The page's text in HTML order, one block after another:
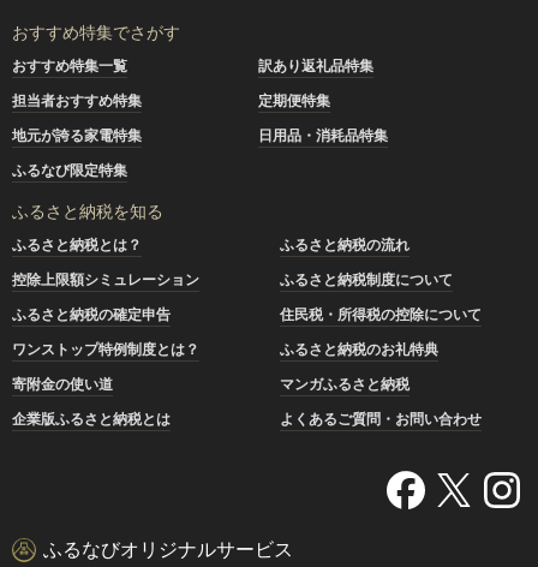
おすすめ特集でさがす
おすすめ特集一覧
訳あり返礼品特集
担当者おすすめ特集
定期便特集
地元が誇る家電特集
日用品・消耗品特集
ふるなび限定特集
ふるさと納税を知る
ふるさと納税とは？
ふるさと納税の流れ
控除上限額シミュレーション
ふるさと納税制度について
ふるさと納税の確定申告
住民税・所得税の控除について
ワンストップ特例制度とは？
ふるさと納税のお礼特典
寄附金の使い道
マンガふるさと納税
企業版ふるさと納税とは
よくあるご質問・お問い合わせ
ふるなびオリジナルサービス